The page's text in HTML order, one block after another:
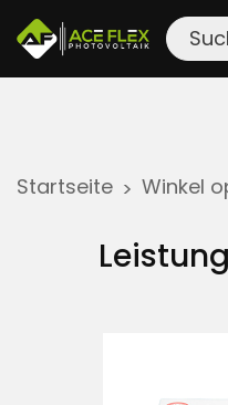
Startseite > Winkel